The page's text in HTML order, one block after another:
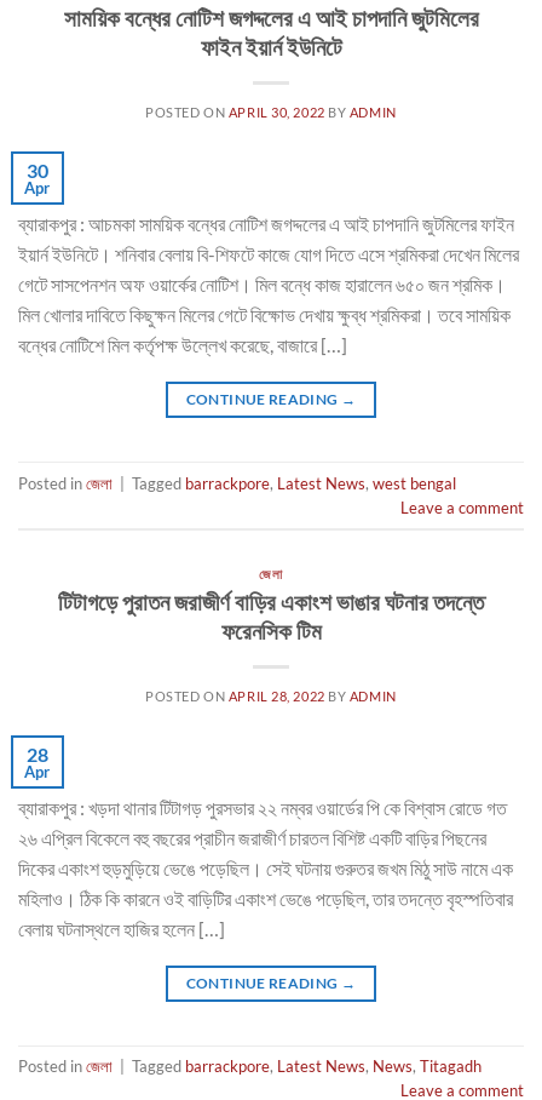
সাময়িক বন্ধের নোটিশ জগদ্দলের এ আই চাপদানি জুটমিলের
ফাইন ইয়ার্ন ইউনিটে
POSTED ON APRIL 30, 2022 BY ADMIN
30
Apr
ব্যারাকপুর : আচমকা সাময়িক বন্ধের নোটিশ জগদ্দলের এ আই চাপদানি জুটমিলের ফাইন
ইয়ার্ন ইউনিটে। শনিবার বেলায় বি-শিফটে কাজে যোগ দিতে এসে শ্রমিকরা দেখেন মিলের
গেটে সাসপেনশন অফ ওয়ার্কের নোটিশ। মিল বন্ধে কাজ হারালেন ৬৫০ জন শ্রমিক।
মিল খোলার দাবিতে কিছুক্ষন মিলের গেটে বিক্ষোভ দেখায় ক্ষুব্ধ শ্রমিকরা। তবে সাময়িক
বন্ধের নোটিশে মিল কর্তৃপক্ষ উল্লেখ করেছে, বাজারে […]
CONTINUE READING →
Posted inজেলা | Tagged barrackpore, Latest News, west bengal
Leave a comment
জেলা
টিটাগড়ে পুরাতন জরাজীর্ণ বাড়ির একাংশ ভাঙার ঘটনার তদন্তে
ফরেনসিক টিম
POSTED ON APRIL 28, 2022 BY ADMIN
28
Apr
ব্যারাকপুর : খড়দা থানার টিটাগড় পুরসভার ২২ নম্বর ওয়ার্ডের পি কে বিশ্বাস রোডে গত
২৬ এপ্রিল বিকেলে বহু বছরের প্রাচীন জরাজীর্ণ চারতল বিশিষ্ট একটি বাড়ির পিছনের
দিকের একাংশ হুড়মুড়িয়ে ভেঙে পড়েছিল। সেই ঘটনায় গুরুতর জখম মিঠু সাউ নামে এক
মহিলাও। ঠিক কি কারনে ওই বাড়িটির একাংশ ভেঙে পড়েছিল, তার তদন্তে বৃহস্পতিবার
বেলায় ঘটনাস্থলে হাজির হলেন […]
CONTINUE READING →
Posted inজেলা Tagged barrackpore, Latest News, News, Titagadh
Leave a comment